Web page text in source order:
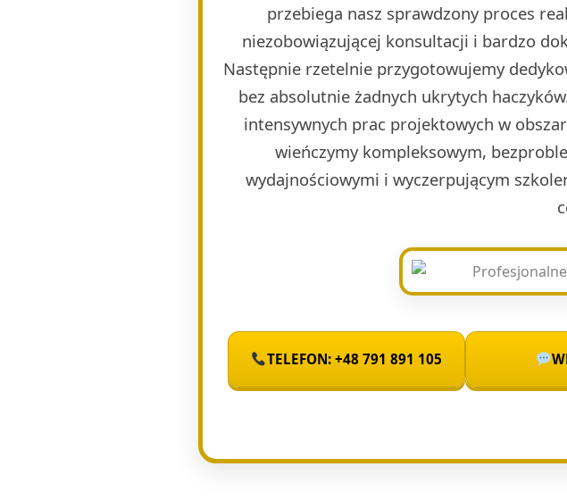
przebiega nasz sprawdzony proces
niezobowiązującej konsultacji i bardzo
Następnie rzetelnie przygotowujemy
bez absolutnie żadnych ukrytych
intensywnych prac projektowych w
wieńczymy kompleksowym,
wydajnościowymi i wyczerpującym
TELEFON: +48 791 891 105